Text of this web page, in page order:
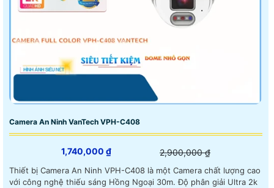
Camera An Ninh VanTech VPH-C408
1,740,000 ₫ 2,900,000 ₫
Thiết bị Camera An Ninh VPH-C408 là một Camera chất lượng cao
với công nghệ thiếu sáng Hồng Ngoại 30m. Độ phân giải Ultra 2k